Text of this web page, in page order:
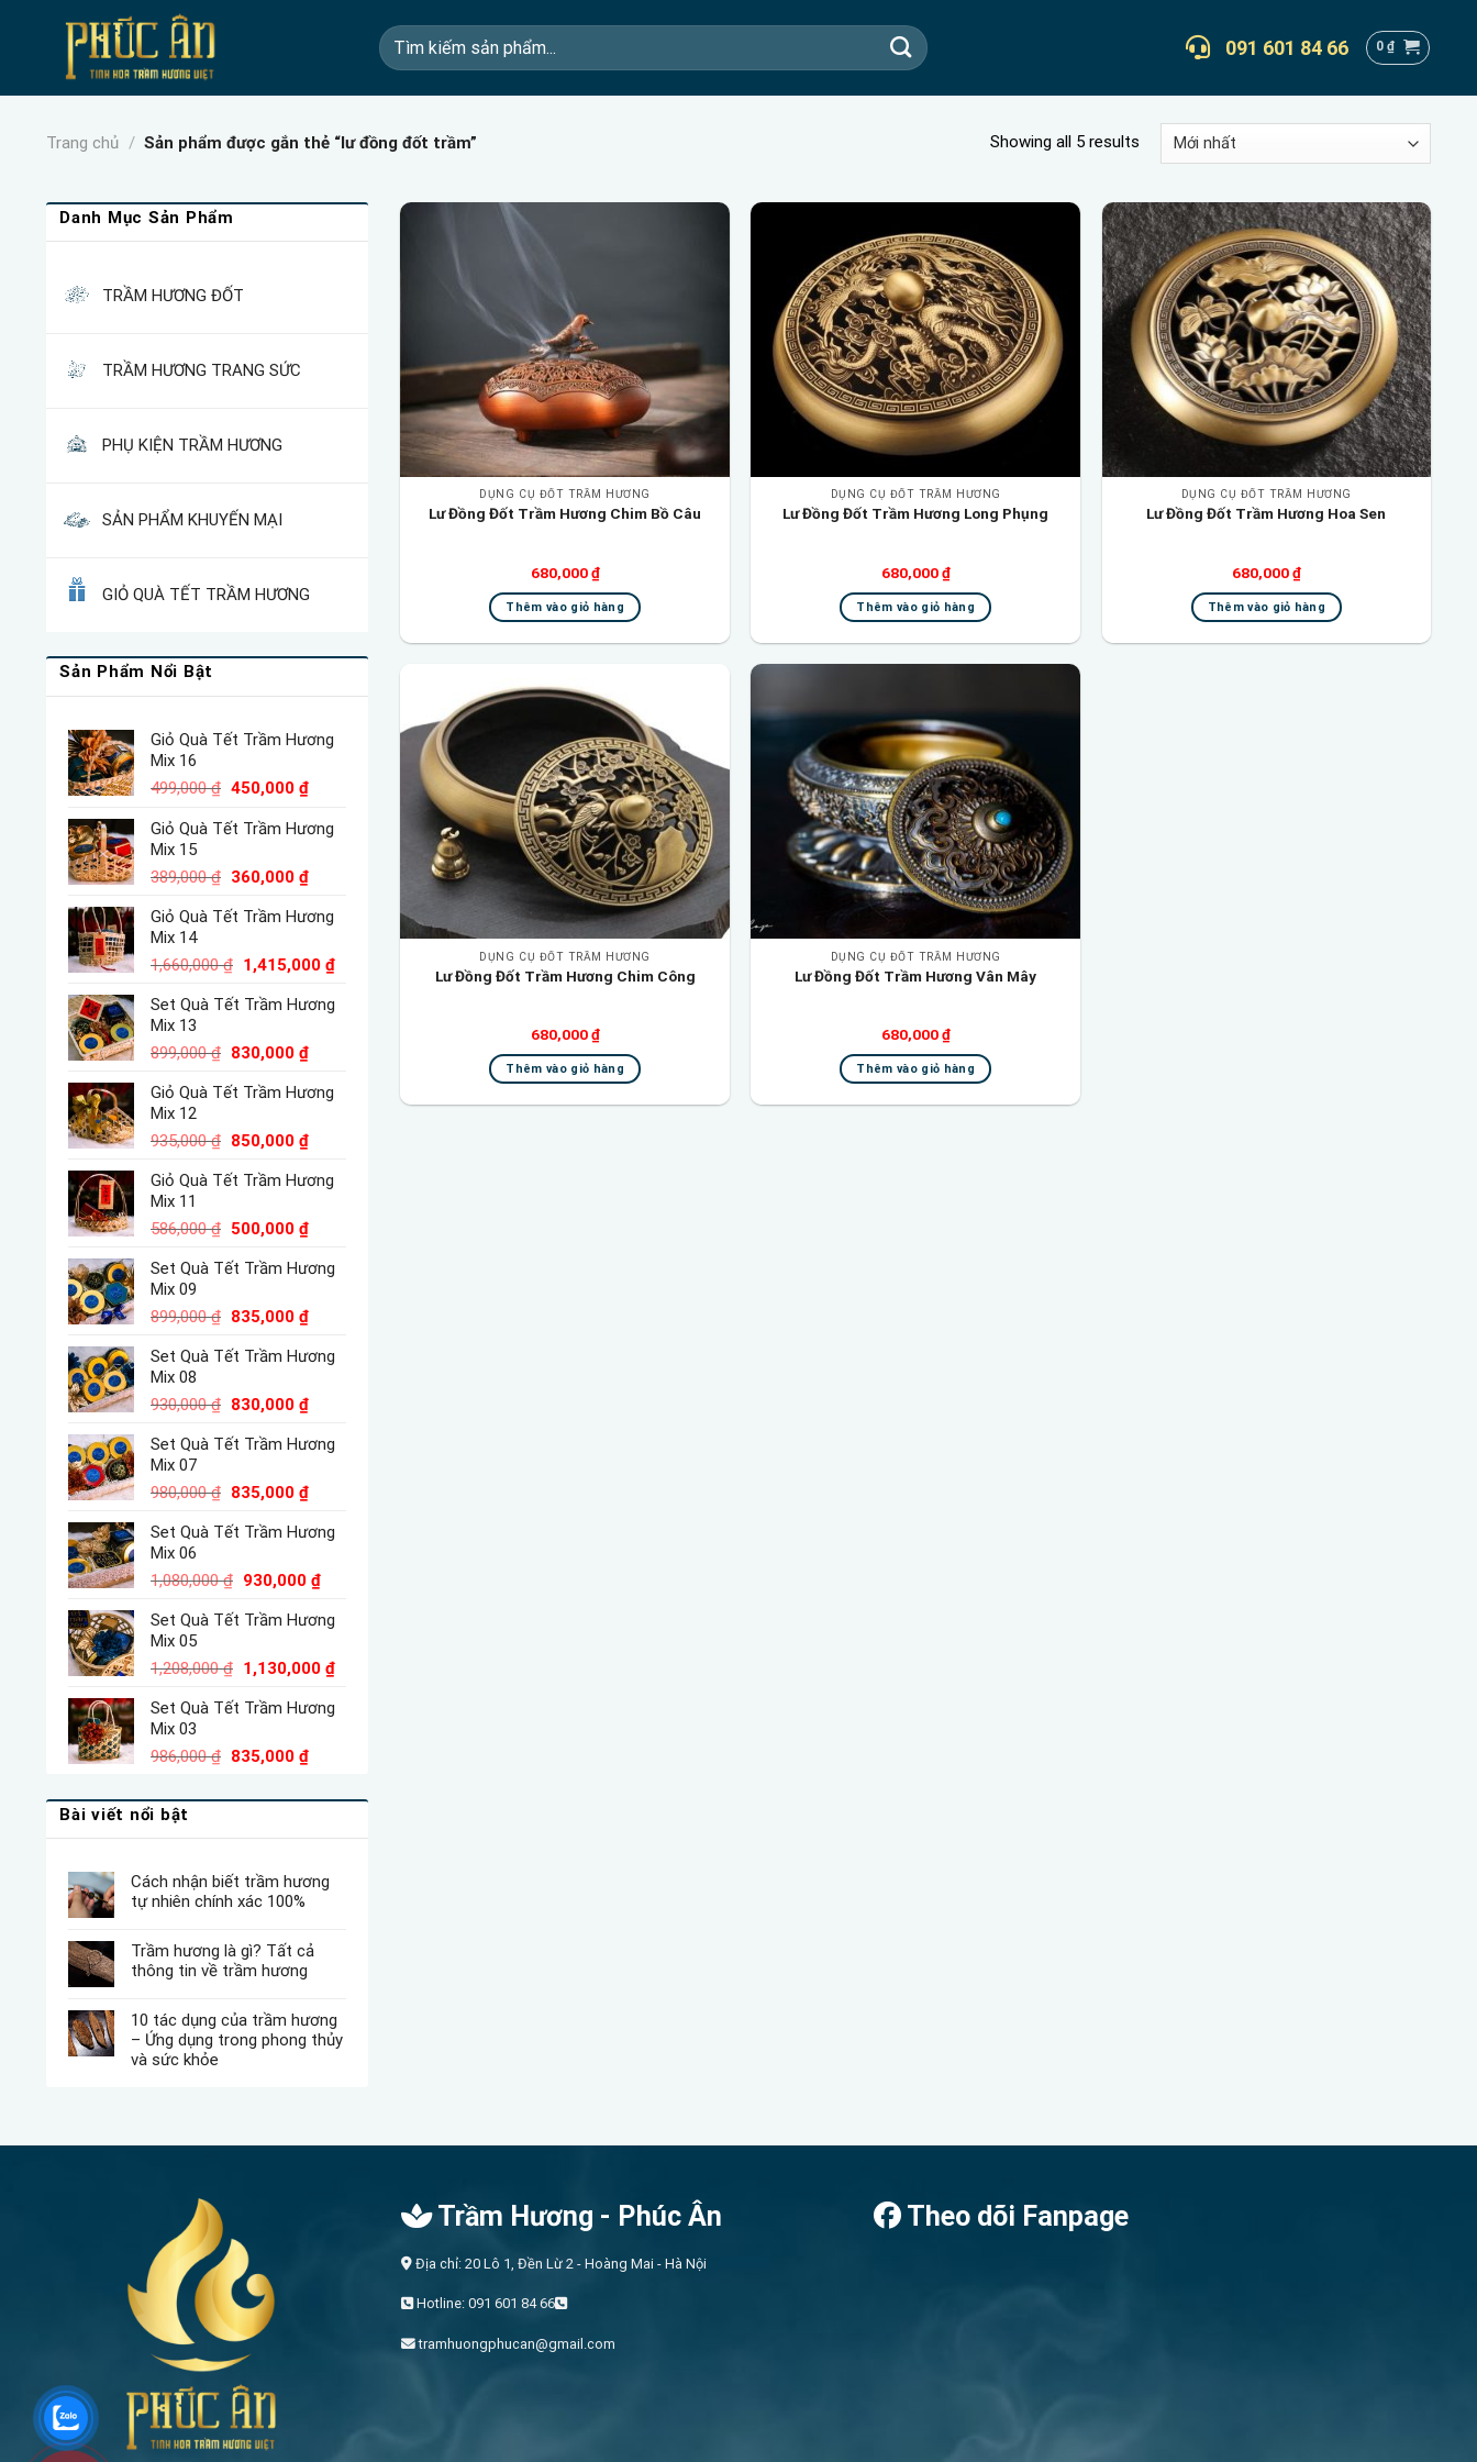
Tìm
kiếm:
091 601 84 66 0₫
Trang chủ / Sản phẩm được gắn thẻ “lư đồng đốt trầm” Showing all 5 results
Danh Mục Sản Phẩm
TRẦM HƯƠNG ĐỐT
TRẦM HƯƠNG TRANG SỨC
PHỤ KIỆN TRẦM HƯƠNG
SẢN PHẨM KHUYẾN MẠI
GIỎ QUÀ TẾT TRẦM HƯƠNG
Sản Phẩm Nổi Bật
Giỏ Quà Tết Trầm Hương
Mix 16
499,000₫ Giá
là:
450,000 ₫Giá
tại
450,000 ₫.
Giỏ Quà Tết Trầm Hương
Mix 15
389,000₫ Giá
là:
360,000 ₫Giá
tại
360,000 ₫.
Giỏ Quà Tết Trầm Hương
Mix 14
1,660,000₫ Giá
là:
1,415,000 ₫Giá
tại
Set Quà Tết Trầm Hương
Mix 13
899,000₫ Giá
là:
830,000 ₫Giá
tại
830,000 ₫.
Giỏ Quà Tết Trầm Hương
Mix 12
935,000₫ Giá
là:
850,000 ₫Giá
tại
850,000 ₫.
Giỏ Quà Tết Trầm Hương
Mix 11
586,000₫ Giá
là:
500,000 ₫Giá
tại
500,000 ₫.
Set Quà Tết Trầm Hương
Mix 09
899,000₫ Giá
là:
835,000 ₫Giá
tại
835,000 ₫.
Set Quà Tết Trầm Hương
Mix 08
930,000₫ Giá
là:
830,000 ₫Giá
tại
830,000 ₫.
Set Quà Tết Trầm Hương
Mix 07
980,000₫ Giá
là:
835,000 ₫Giá
tại
835,000 ₫.
Set Quà Tết Trầm Hương
Mix 06
1,080,000₫ Giá
là:
930,000 ₫Giá
tại
930,000 ₫.
Set Quà Tết Trầm Hương
Mix 05
1,208,000₫ Giá
là:
1,130,000 ₫Giá
tại
Set Quà Tết Trầm Hương
Mix 03
986,000₫ Giá
là:
835,000 ₫Giá
tại
835,000 ₫.
Bài viết nổi bật
Cách nhận biết trầm hương
tự nhiên chính xác 100%
Trầm hương là gì? Tất cả
thông tin về trầm hương
10 tác dụng của trầm hương
– Ứng dụng trong phong thủy
và sức khỏe
DỤNG CỤ ĐỐT TRẦM HƯƠNG
Lư Đồng Đốt Trầm Hương Chim Bồ Câu
680,000₫
Thêm vào giỏ hàng
Add to
wishlist
DỤNG CỤ ĐỐT TRẦM HƯƠNG
Lư Đồng Đốt Trầm Hương Long Phụng
680,000₫
Thêm vào giỏ hàng
Add to
wishlist
DỤNG CỤ ĐỐT TRẦM HƯƠNG
Lư Đồng Đốt Trầm Hương Hoa Sen
680,000₫
Thêm vào giỏ hàng
Add to
wishlist
DỤNG CỤ ĐỐT TRẦM HƯƠNG
Lư Đồng Đốt Trầm Hương Chim Công
680,000₫
Thêm vào giỏ hàng
wishlist
DỤNG CỤ ĐỐT TRẦM HƯƠNG
Lư Đồng Đốt Trầm Hương Vân Mây
680,000₫
Thêm vào giỏ hàng
Trầm Hương - Phúc Ân
Địa chỉ: 20 Lô 1, Đền Lừ 2 - Hoàng Mai - Hà Nội
Hotline: 091 601 84 66
tramhuongphucan@gmail.com
Theo dõi Fanpage